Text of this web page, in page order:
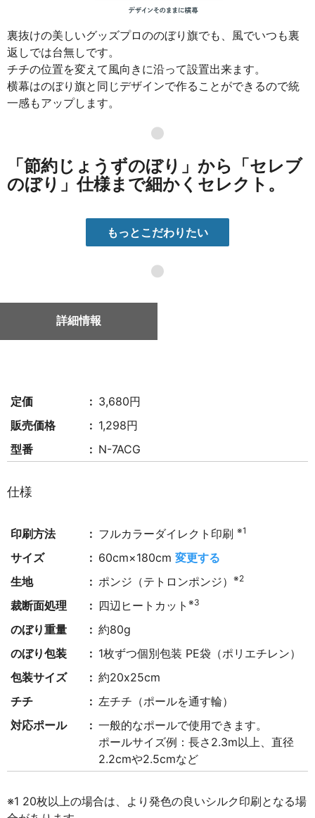
裏抜けの美しいグッズプロののぼり旗でも、風でいつも裏
返しでは台無しです。
チチの位置を変えて風向きに沿って設置出来ます。
横幕はのぼり旗と同じデザインで作ることができるので統
一感もアップします。
●
「節約じょうずのぼり」から「セレブ
のぼり」仕様まで細かくセレクト。
もっとこだわりたい
●
詳細情報
定価
3,680円
販売価格
1,298円
型番
N-7ACG
仕様
印刷方法 フルカラーダイレクト印刷※1
サイズ 60cm×180cm変更する
生地
ポンジ（テトロンポンジ）※2
裁断面処理 四辺ヒートカット※3
のぼり重量
約80g
のぼり包装
1枚ずつ個別包装 PE袋（ポリエチレン）
包装サイズ
約20x25cm
チチ
左チチ（ポールを通す輪）
対応ポール
一般的なポールで使用できます。
ポールサイズ例：長さ2.3m以上、直径
2.2cmや2.5cmなど
※1 20枚以上の場合は、より発色の良いシルク印刷となる場